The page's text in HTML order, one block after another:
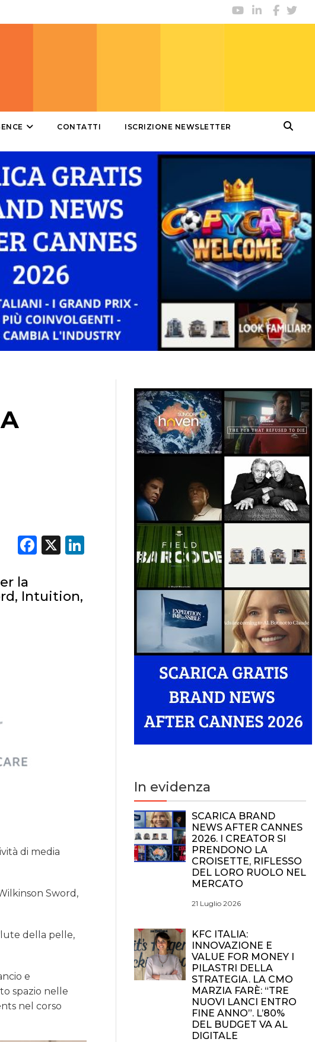
CONTATTI ISCRIZIONE NEWSLETTER
Facebook
X LinkedIn
la
Intuition,
di media
Sword,
della pelle,
e
spazio nelle
nel corso
In evidenza
SCARICA BRAND
NEWS AFTER CANNES
2026. I CREATOR SI
PRENDONO LA
CROISETTE, RIFLESSO
DEL LORO RUOLO NEL
MERCATO
21 Luglio 2026
KFC ITALIA:
INNOVAZIONE E
VALUE FOR MONEY I
PILASTRI DELLA
STRATEGIA. LA CMO
MARZIA FARÈ: “TRE
NUOVI LANCI ENTRO
FINE ANNO”. L’80%
DEL BUDGET VA AL
DIGITALE